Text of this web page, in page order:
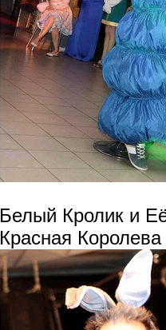
Белый Кролик и
Красная Королева